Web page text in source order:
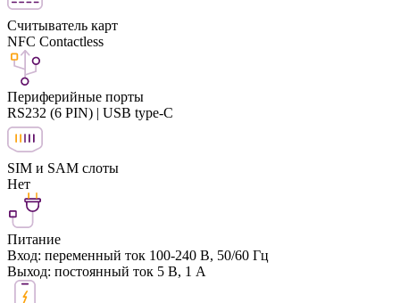
Считыватель карт
NFC Contactless
Периферийные порты
RS232 (6 PIN) | USB type-C
SIM и SAM слоты
Нет
Питание
Вход: переменный ток 100-240 В, 50/60 Гц
Выход: постоянный ток 5 В, 1 А